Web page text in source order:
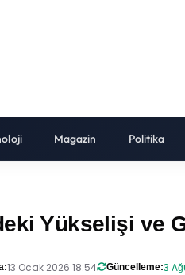
Magazin Politika
Yükselişi ve
13 Ocak 2026 18:54 Güncelleme:3